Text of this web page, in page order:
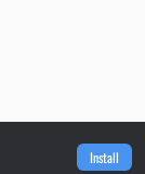
Install